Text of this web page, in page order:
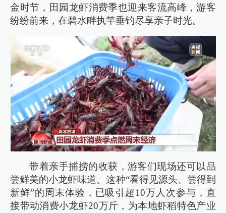
金时节，田园龙虾消费季也迎来客流高峰，游客
纷纷前来，在碧水畔执竿垂钓尽享亲子时光。
带着亲手捕捞的收获，游客们现场还可以品
尝鲜美的小龙虾味道。这种“看得见源头、尝得到
新鲜”的周末体验，已吸引超10万人次参与，直
接带动消费小龙虾20万斤，为本地虾稻特色产业